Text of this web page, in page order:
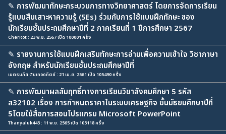
✎ การพัฒนาทักษะกระบวนการทางวิทยาศาสตร์ โดยการจัดการเรียน
รู้แบบสืบเสาะหาความรู้ (5Es) ร่วมกับการใช้แบบฝึกทักษะ ของ
นักเรียนชั้นประถมศึกษาปีที่ 2 ภาคเรียนที่ 1 ปีการศึกษา 2567
CherRot : 23 พ.ย. 2567 เปิด 100001 ครั้ง
✎ รายงานการใช้แบบฝึกเสริมทักษะการอ่านเพื่อความเข้าใจ วิชาภาษา
อังกฤษ สำหรับนักเรียนชั้นประถมศึกษาปีที่
เนตรนภิส ตันเทอดทิตย์ : 21 เม.ย. 2561 เปิด 105490 ครั้ง
✎ การพัฒนาผลสัมฤทธิ์ทางการเรียนวิชาสังคมศึกษา 5 รหัส
ส32102 เรื่อง การกำหนดราคาในระบบเศรษฐกิจ ชั้นมัธยมศึกษาปีที่
5โดยใช้สื่อการสอนโปรแกรม Microsoft PowerPoint
Thanyaluk443 : 11 พ.ย. 2565 เปิด 103118 ครั้ง